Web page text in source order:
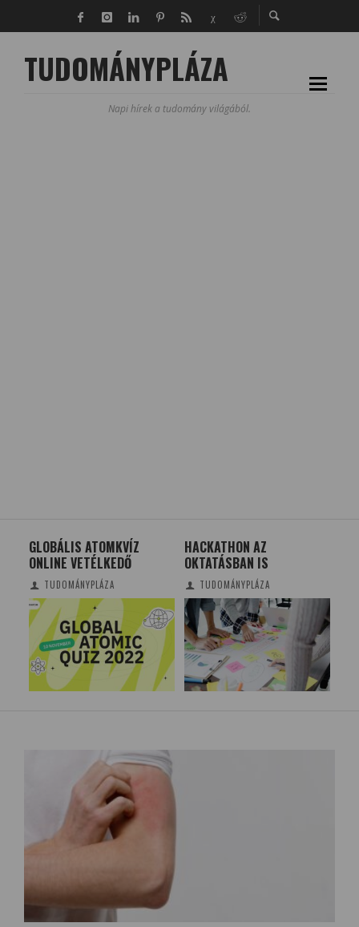
TUDOMÁNYPLÁZA
Napi hírek a tudomány világából.
GLOBÁLIS ATOMKVÍZ
ONLINE VETÉLKEDŐ
TUDOMÁNYPLÁZA
HACKATHON AZ
OKTATÁSBAN IS
TUDOMÁNYPLÁZA